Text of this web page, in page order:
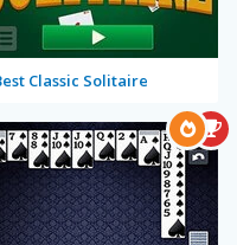
Classic Solitaire